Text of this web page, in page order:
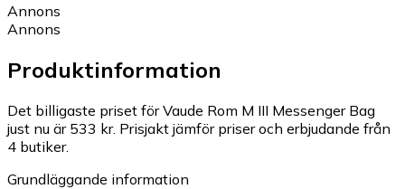
Annons
Annons
Produktinformation
Det billigaste priset för Vaude Rom M III Messenger Bag
just nu är 533 kr. Prisjakt jämför priser och erbjudande från
4 butiker.
Grundläggande information